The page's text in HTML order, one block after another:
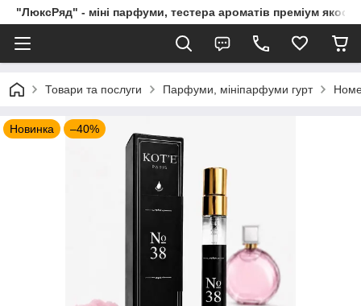
"ЛюксРяд" - міні парфуми, тестера ароматів преміум
Товари та послуги Парфуми, мініпарфуми гурт
Новинка –40%